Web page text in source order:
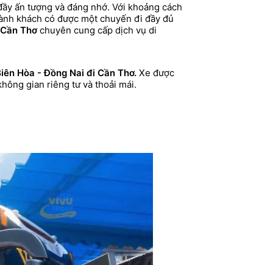
ấn tượng và đáng nhớ. Với khoảng cách
khách có được một chuyến đi đầy đủ
Thơchuyên cung cấp dịch vụ di
Hòa - Đồng Nai đi Cần Thơ. Xe được
gian riêng tư và thoải mái.